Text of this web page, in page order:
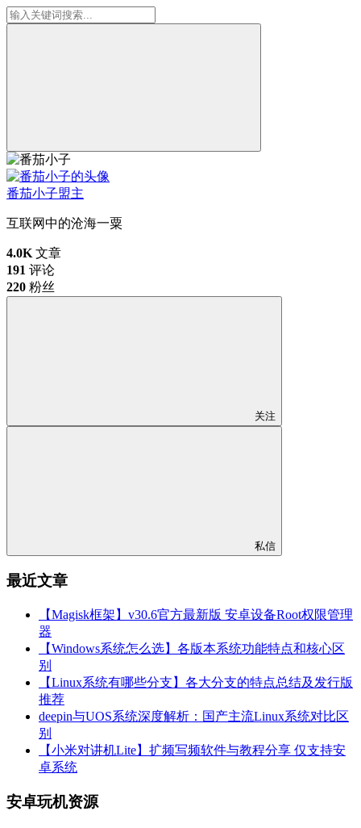
番茄小子盟主
互联网中的沧海一粟
4.0K 文章
191 评论
220 粉丝
关注
私信
最近文章
【Magisk框架】v30.6官方最新版 安卓设备Root权限管理
器
【Windows系统怎么选】各版本系统功能特点和核心区
别
【Linux系统有哪些分支】各大分支的特点总结及发行版
推荐
deepin与UOS系统深度解析：国产主流Linux系统对比区
别
【小米对讲机Lite】扩频写频软件与教程分享 仅支持安
卓系统
安卓玩机资源